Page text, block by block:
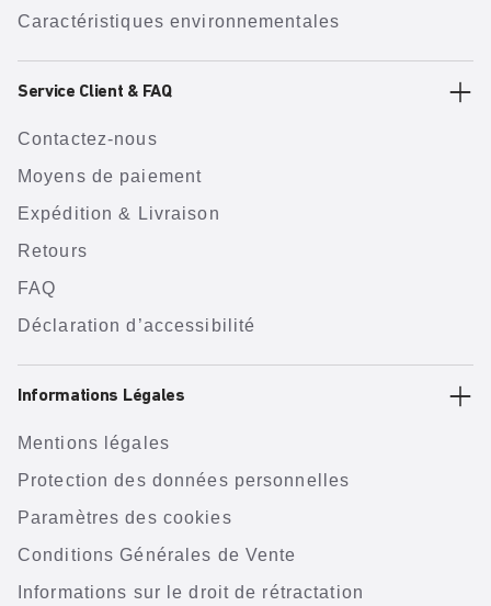
Caractéristiques environnementales
Service Client & FAQ
Contactez-nous
Moyens de paiement
Expédition & Livraison
Retours
FAQ
Déclaration d’accessibilité
Informations Légales
Mentions légales
Protection des données personnelles
Paramètres des cookies
Conditions Générales de Vente
Informations sur le droit de rétractation